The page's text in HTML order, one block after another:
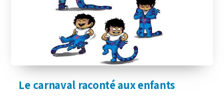
Le carnaval raconté aux enfants